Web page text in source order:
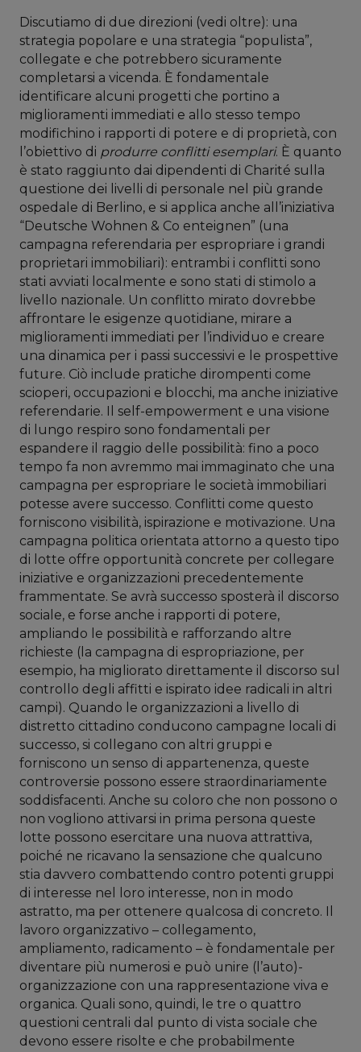
Discutiamo di due direzioni (vedi oltre): una
strategia popolare e una strategia “populista”,
collegate e che potrebbero sicuramente
completarsi a vicenda. È fondamentale
identificare alcuni progetti che portino a
miglioramenti immediati e allo stesso tempo
modifichino i rapporti di potere e di proprietà, con
l’obiettivo di produrre conflitti esemplari. È quanto
è stato raggiunto dai dipendenti di Charité sulla
questione dei livelli di personale nel più grande
ospedale di Berlino, e si applica anche all’iniziativa
“Deutsche Wohnen & Co enteignen” (una
campagna referendaria per espropriare i grandi
proprietari immobiliari): entrambi i conflitti sono
stati avviati localmente e sono stati di stimolo a
livello nazionale. Un conflitto mirato dovrebbe
affrontare le esigenze quotidiane, mirare a
miglioramenti immediati per l’individuo e creare
una dinamica per i passi successivi e le prospettive
future. Ciò include pratiche dirompenti come
scioperi, occupazioni e blocchi, ma anche iniziative
referendarie. Il self-empowerment e una visione
di lungo respiro sono fondamentali per
espandere il raggio delle possibilità: fino a poco
tempo fa non avremmo mai immaginato che una
campagna per espropriare le società immobiliari
potesse avere successo. Conflitti come questo
forniscono visibilità, ispirazione e motivazione. Una
campagna politica orientata attorno a questo tipo
di lotte offre opportunità concrete per collegare
iniziative e organizzazioni precedentemente
frammentate. Se avrà successo sposterà il discorso
sociale, e forse anche i rapporti di potere,
ampliando le possibilità e rafforzando altre
richieste (la campagna di espropriazione, per
esempio, ha migliorato direttamente il discorso sul
controllo degli affitti e ispirato idee radicali in altri
campi). Quando le organizzazioni a livello di
distretto cittadino conducono campagne locali di
successo, si collegano con altri gruppi e
forniscono un senso di appartenenza, queste
controversie possono essere straordinariamente
soddisfacenti. Anche su coloro che non possono o
non vogliono attivarsi in prima persona queste
lotte possono esercitare una nuova attrattiva,
poiché ne ricavano la sensazione che qualcuno
stia davvero combattendo contro potenti gruppi
di interesse nel loro interesse, non in modo
astratto, ma per ottenere qualcosa di concreto. Il
lavoro organizzativo – collegamento,
ampliamento, radicamento – è fondamentale per
diventare più numerosi e può unire (l’auto)-
organizzazione con una rappresentazione viva e
organica. Quali sono, quindi, le tre o quattro
questioni centrali dal punto di vista sociale che
devono essere risolte e che probabilmente